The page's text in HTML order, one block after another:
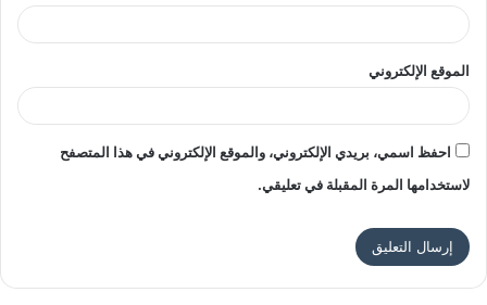
الموقع الإلكتروني
احفظ اسمي، بريدي الإلكتروني، والموقع الإلكتروني في هذا المتصفح
لاستخدامها المرة المقبلة في تعليقي.